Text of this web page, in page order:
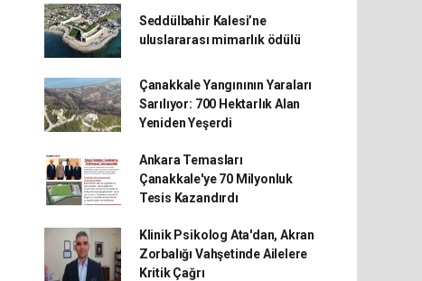
Seddülbahir Kalesi’ne
uluslararası mimarlık ödülü
Çanakkale Yangınının Yaraları
Sarılıyor: 700 Hektarlık Alan
Yeniden Yeşerdi
Ankara Temasları
Çanakkale'ye 70 Milyonluk
Tesis Kazandırdı
Klinik Psikolog Ata'dan, Akran
Zorbalığı Vahşetinde Ailelere
Kritik Çağrı